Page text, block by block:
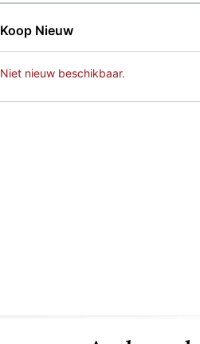
Koop Nieuw
Niet nieuw beschikbaar.